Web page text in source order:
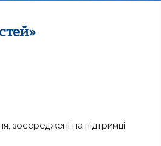
зосереджені на підтримці